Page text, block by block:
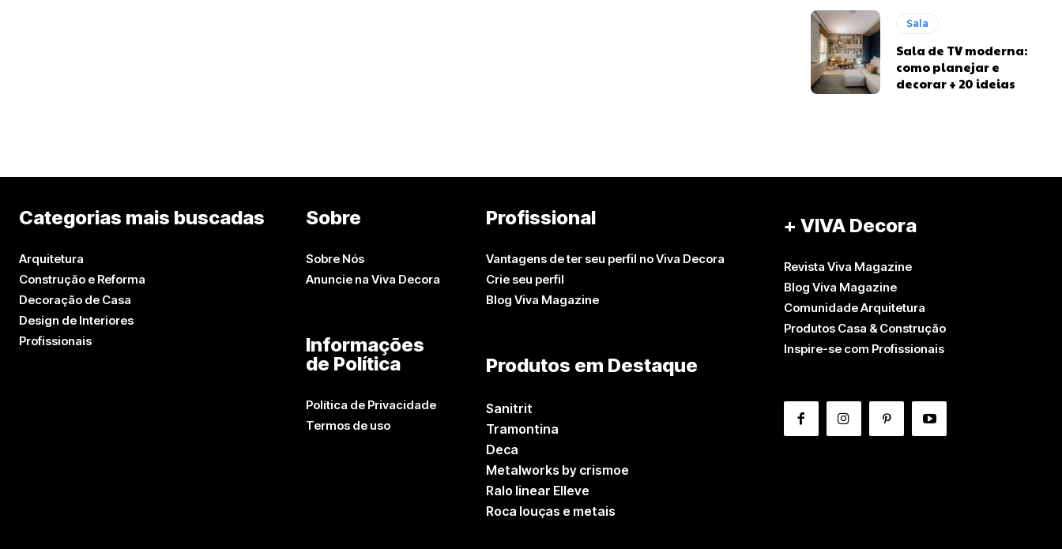
Sala
Sala de TV moderna:
como planejar e
decorar + 20 ideias
Categorias mais buscadas
Arquitetura
Construção e Reforma
Decoração de Casa
Design de Interiores
Profissionais
Sobre
Sobre Nós
Anuncie na Viva Decora
Informações
de Política
Política de Privacidade
Termos de uso
Profissional
Vantagens de ter seu perfil no Viva Decora
Crie seu perfil
Blog Viva Magazine
Produtos em Destaque
Sanitrit
Tramontina
Deca
Metalworks by crismoe
Ralo linear Elleve
Roca louças e metais
+ VIVA Decora
Revista Viva Magazine
Blog Viva Magazine
Comunidade Arquitetura
Produtos Casa & Construção
Inspire-se com Profissionais